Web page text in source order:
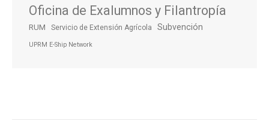
Oficina de Exalumnos y Filantropía
RUM Servicio de Extensión Agrícola Subvención
UPRM E-Ship Network